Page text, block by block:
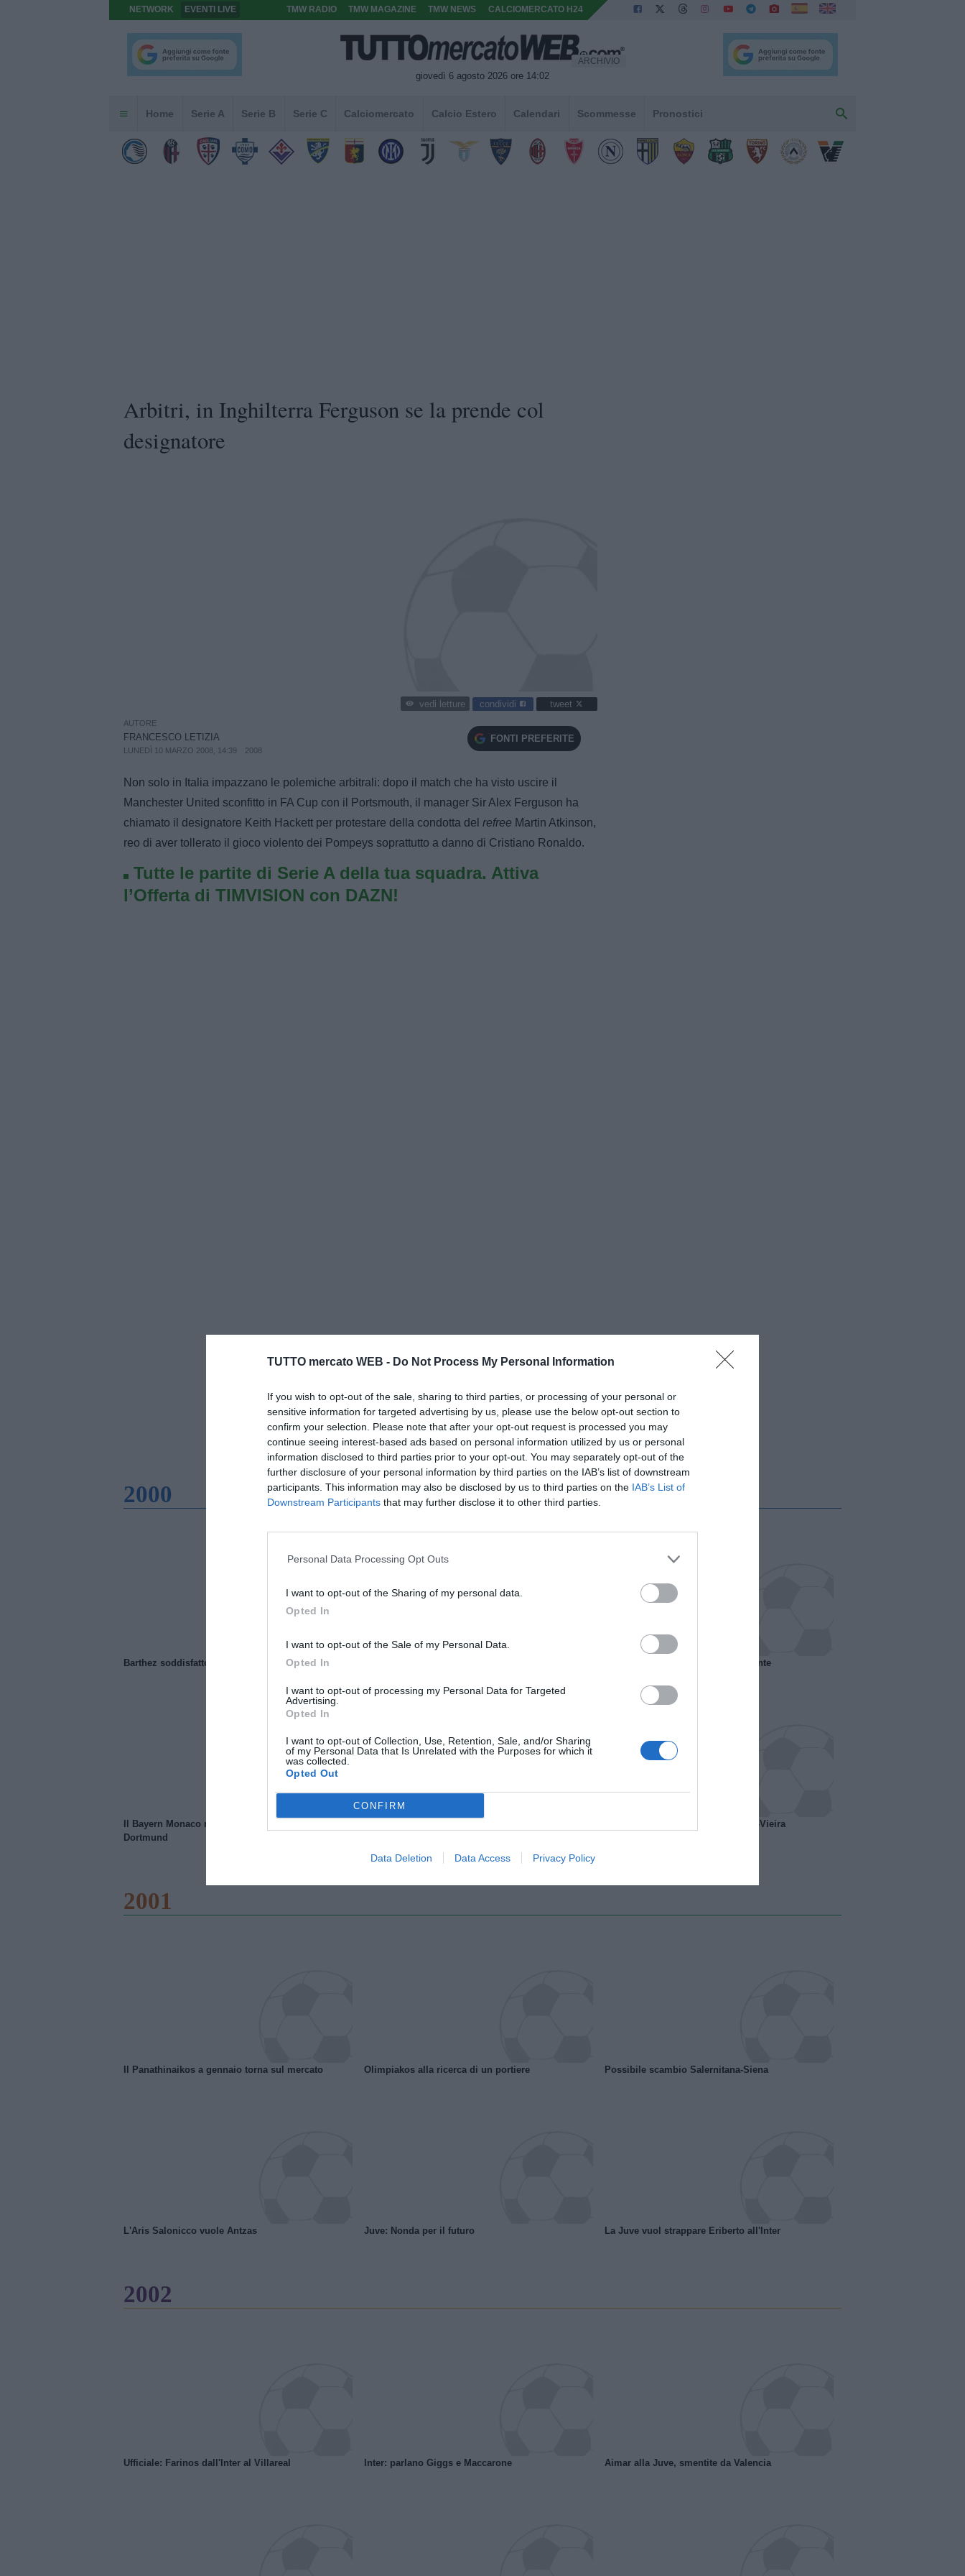
TUTTO mercato WEB - Do Not Process My Personal Information
If you wish to opt-out of the sale, sharing to third parties, or processing of your personal or
sensitive information for targeted advertising by us, please use the below opt-out section to
confirm your selection. Please note that after your opt-out request is processed you may
continue seeing interest-based ads based on personal information utilized by us or personal
information disclosed to third parties prior to your opt-out. You may separately opt-out of the
further disclosure of your personal information by third parties on the IAB’s list of downstream
participants. This information may also be disclosed by us to third parties on the IAB’s List of
Downstream Participants that may further disclose it to other third parties.
Personal Data Processing Opt Outs
I want to opt-out of the Sharing of my personal data.
Opted In
I want to opt-out of the Sale of my Personal Data.
Opted In
I want to opt-out of processing my Personal Data for Targeted
Advertising.
Opted In
I want to opt-out of Collection, Use, Retention, Sale, and/or Sharing
of my Personal Data that Is Unrelated with the Purposes for which it
was collected.
Opted Out
CONFIRM
Data Deletion Data Access Privacy Policy
NETWORK EVENTI LIVE TMW RADIO TMW MAGAZINE TMW NEWS CALCIOMERCATO H24
giovedì 6 agosto 2026 ore 14:02
ARCHIVIO
Home Serie A Serie B Serie C Calciomercato Calcio Estero Calendari Scommesse Pronostici
Arbitri, in Inghilterra Ferguson se la prende col
designatore
vedi letture condividi tweet
AUTORE
FRANCESCO LETIZIA
LUNEDÌ 10 MARZO 2008, 14:39 2008
FONTI PREFERITE
Non solo in Italia impazzano le polemiche arbitrali: dopo il match che ha visto uscire il
Manchester United sconfitto in FA Cup con il Portsmouth, il manager Sir Alex Ferguson ha
chiamato il designatore Keith Hackett per protestare della condotta del refree Martin Atkinson,
reo di aver tollerato il gioco violento dei Pompeys soprattutto a danno di Cristiano Ronaldo.
Tutte le partite di Serie A della tua squadra. Attiva
l’Offerta di TIMVISION con DAZN!
2000
Barthez soddisfatto del Manchester United Francia, il Marsiglia senza presidente
Il Bayern Monaco ridimensiona il Borussia
Dortmund
A gennaio ipotesi scambio Davids-Vieira
2001
Il Panathinaikos a gennaio torna sul mercato Olimpiakos alla ricerca di un portiere Possibile scambio Salernitana-Siena
L'Aris Salonicco vuole Antzas Juve: Nonda per il futuro La Juve vuol strappare Eriberto all'Inter
2002
Ufficiale: Farinos dall'Inter al Villareal Inter: parlano Giggs e Maccarone Aimar alla Juve, smentite da Valencia